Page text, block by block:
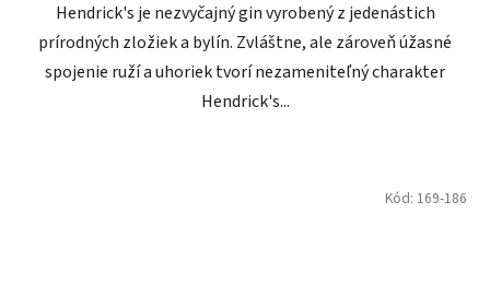
Hendrick's je nezvyčajný gin vyrobený z jedenástich
prírodných zložiek a bylín. Zvláštne, ale zároveň úžasné
spojenie ruží a uhoriek tvorí nezameniteľný charakter
Hendrick's...
Kód: 169-186